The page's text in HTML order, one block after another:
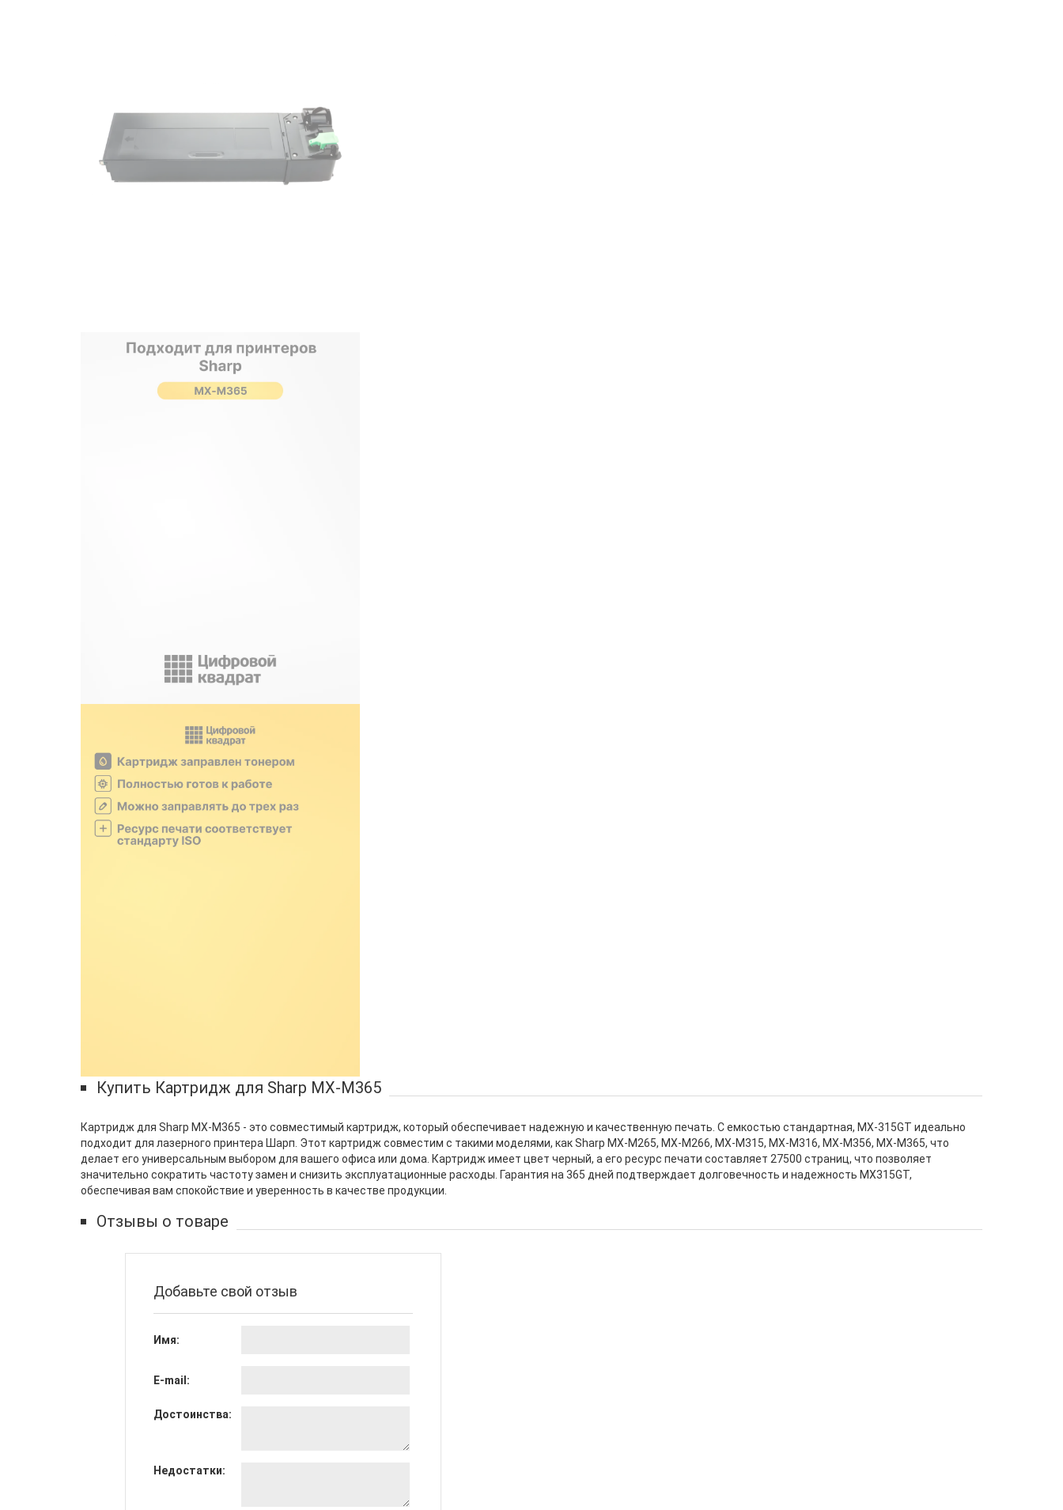
Купить Картридж для Sharp MX-M365
Картридж для Sharp MX-M365 - это совместимый картридж, который обеспечивает надежную и качественную печать. С емкостью стандартная, MX-315GT идеально
подходит для лазерного принтера Шарп. Этот картридж совместим с такими моделями, как Sharp MX-M265, MX-M266, MX-M315, MX-M316, MX-M356, MX-M365, что
делает его универсальным выбором для вашего офиса или дома. Картридж имеет цвет черный, а его ресурс печати составляет 27500 страниц, что позволяет
значительно сократить частоту замен и снизить эксплуатационные расходы. Гарантия на 365 дней подтверждает долговечность и надежность MX315GT,
обеспечивая вам спокойствие и уверенность в качестве продукции.
Отзывы о товаре
Добавьте свой отзыв
Имя:
E-mail:
Достоинства:
Недостатки: